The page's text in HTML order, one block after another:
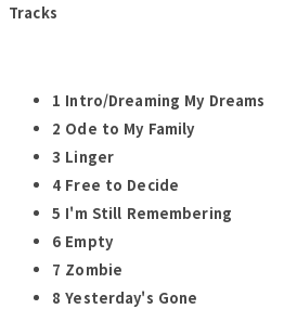
Tracks
1 Intro/Dreaming My Dreams
2 Ode to My Family
3 Linger
4 Free to Decide
5 I'm Still Remembering
6 Empty
7 Zombie
8 Yesterday's Gone